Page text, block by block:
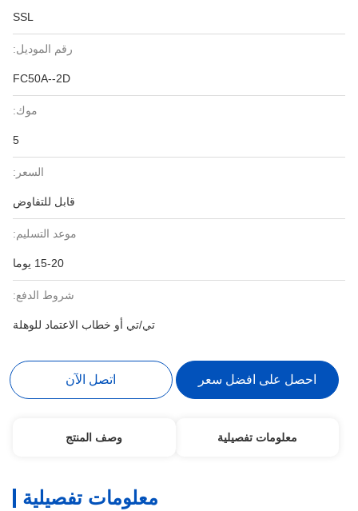
SSL
رقم الموديل:
FC50A--2D
موك:
5
السعر:
قابل للتفاوض
موعد التسليم:
15-20 يوما
شروط الدفع:
تي/تي أو خطاب الاعتماد للوهلة
احصل على افضل سعر اتصل الآن
معلومات تفصيلية وصف المنتج
معلومات تفصيلية